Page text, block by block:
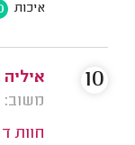
איכות
משוב: 02/06/2026
חוות
10